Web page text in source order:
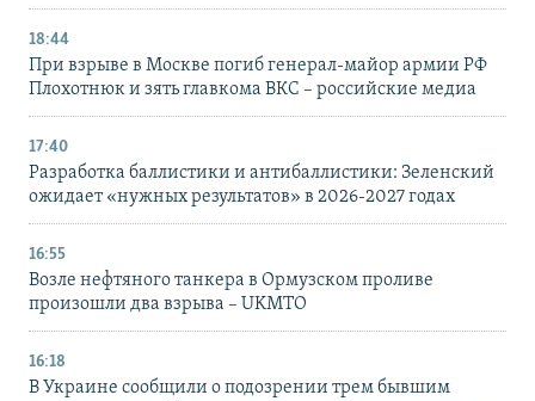
18:44
При взрыве в Москве погиб генерал-майор армии РФ
Плохотнюк и зять главкома ВКС – российские медиа
17:40
Разработка баллистики и антибаллистики: Зеленский
ожидает «нужных результатов» в 2026-2027 годах
16:55
Возле нефтяного танкера в Ормузском проливе
произошли два взрыва – UKMTO
16:18
В Украине сообщили о подозрении трем бывшим